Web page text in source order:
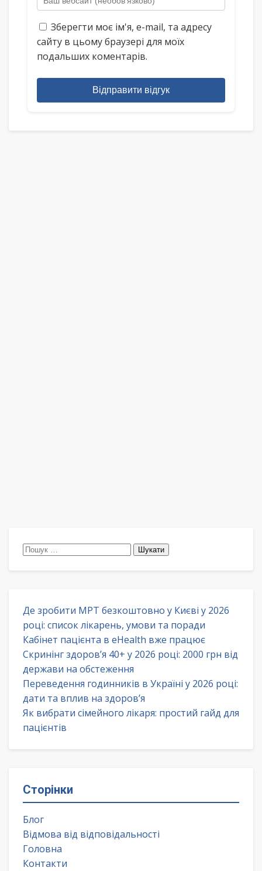
Зберегти моє ім'я, e-mail, та адресу
сайту в цьому браузері для моїх
подальших коментарів.
Відправити відгук
Пошук:
Де зробити МРТ безкоштовно у Києві у 2026
році: список лікарень, умови та поради
Кабінет пацієнта в eHealth вже працює
Скринінг здоров’я 40+ у 2026 році: 2000 грн від
держави на обстеження
Переведення годинників в Україні у 2026 році:
дати та вплив на здоров’я
Як вибрати сімейного лікаря: простий гайд для
пацієнтів
Сторінки
Блог
Відмова від відповідальності
Головна
Контакти